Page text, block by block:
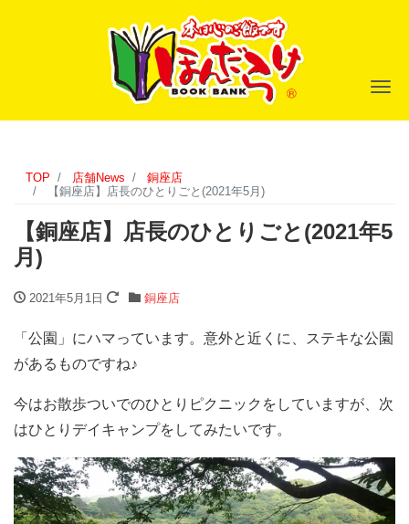
ナ
TOP 店舗News
銅座店
【銅座店】店長のひとりごと(2021年5月)
【銅座店】店長のひとりごと(2021年5
月)
2021年5月1日 銅座店
「公園」にハマっています。意外と近くに、ステキな公園
があるものですね♪
今はお散歩ついでのひとりピクニックをしていますが、次
はひとりデイキャンプをしてみたいです。